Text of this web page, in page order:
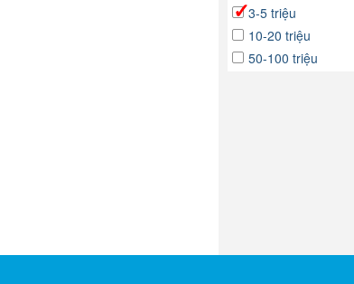
3-5 triệu
10-20 triệu
50-100 triệu